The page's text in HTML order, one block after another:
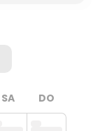
SA DO